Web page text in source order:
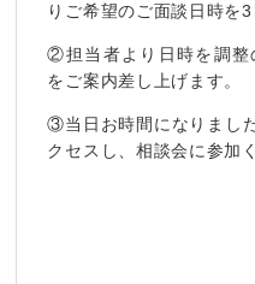
りご希望のご面談日時を3
②担当者より日時を調整
をご案内差し上げます。
③当日お時間になりまし
クセスし、相談会に参加